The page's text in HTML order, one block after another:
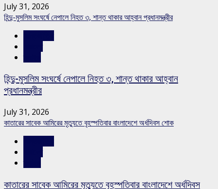
July 31, 2026
হিন্দু-মুসলিম সংঘর্ষে নেপালে নিহত ৩, শান্ত থাকার আহ্বান প্রধানমন্ত্রীর
হিন্দু-মুসলিম সংঘর্ষে নেপালে নিহত ৩, শান্ত থাকার আহ্বান
প্রধানমন্ত্রীর
July 31, 2026
কাতারের সাবেক আমিরের মৃত্যুতে বৃহস্পতিবার বাংলাদেশে অর্ধদিবস শোক
কাতারের সাবেক আমিরের মৃত্যুতে বৃহস্পতিবার বাংলাদেশে অর্ধদিবস